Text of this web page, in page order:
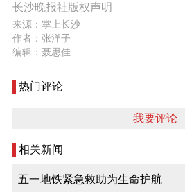
长沙晚报社版权声明
来源：掌上长沙
作者：张洋子
编辑：聂思佳
热门评论
我要评论
相关新闻
五一地铁紧急救助为生命护航